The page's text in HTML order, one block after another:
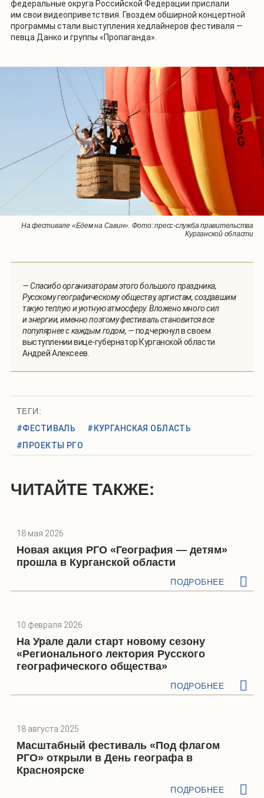
федеральные округа Российской Федерации прислали
им свои видеоприветствия. Гвоздем обширной концертной
программы стали выступления хедлайнеров фестиваля —
певца Данко и группы «Пропаганда».
На фестивале «Едем на Савин». Фото: пресс-служба правительства
Курганской области
На фестивале «Едем на Савин». Фото: пресс-служба правительства
Курганской области
На фестивале «Едем на Савин». Фото: пресс-служба правительства
Курганской области
— Спасибо организаторам этого большого праздника,
Русскому географическому обществу, артистам, создавшим
такую теплую и уютную атмосферу. Вложено много сил
и энергии, именно поэтому фестиваль становится все
популярнее с каждым годом, —подчеркнул в своем
выступлении вице-губернатор Курганской области
Андрей Алексеев.
ТЕГИ:
#ФЕСТИВАЛЬ
#КУРГАНСКАЯ ОБЛАСТЬ
#ПРОЕКТЫ РГО
ЧИТАЙТЕ ТАКЖЕ:
18 мая 2026
Новая акция РГО «География — детям»
прошла в Курганской области
ПОДРОБНЕЕ
10 февраля 2026
На Урале дали старт новому сезону
«Регионального лектория Русского
географического общества»
ПОДРОБНЕЕ
18 августа 2025
Масштабный фестиваль «Под флагом
РГО» открыли в День географа в
Красноярске
ПОДРОБНЕЕ